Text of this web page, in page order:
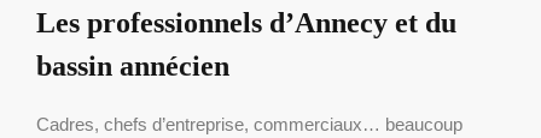
Les professionnels d’Annecy et du
bassin annécien
Cadres, chefs d’entreprise, commerciaux… beaucoup